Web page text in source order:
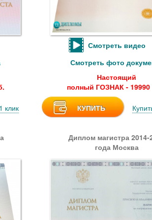
клик
Смотреть видео
Смотреть фото
Настоящий
полный ГОЗНАК - 19990
КУПИТЬ
Диплом магистра 2014-
года Москва